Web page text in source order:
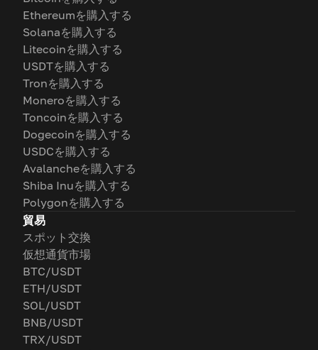
Ethereumを購入する
Solanaを購入する
Litecoinを購入する
USDTを購入する
Tronを購入する
Moneroを購入する
Toncoinを購入する
Dogecoinを購入する
USDCを購入する
Avalancheを購入する
Shiba Inuを購入する
Polygonを購入する
貿易
スポット交換
仮想通貨市場
BTC/USDT
ETH/USDT
SOL/USDT
BNB/USDT
TRX/USDT